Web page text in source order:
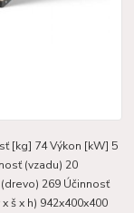
[kg] 74 Výkon [kW] 5
(vzadu) 20
269 Účinnosť
š x h) 942x400x400